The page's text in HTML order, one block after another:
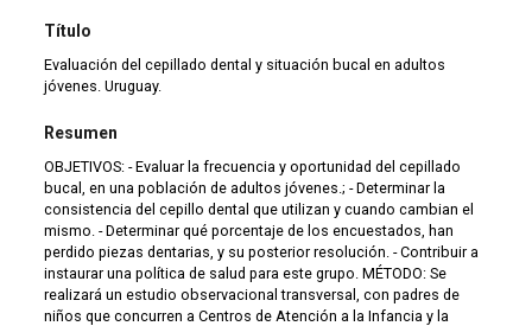
Título
Evaluación del cepillado dental y situación bucal en adultos
jóvenes. Uruguay.
Resumen
OBJETIVOS: - Evaluar la frecuencia y oportunidad del cepillado
bucal, en una población de adultos jóvenes.; - Determinar la
consistencia del cepillo dental que utilizan y cuando cambian el
mismo. - Determinar qué porcentaje de los encuestados, han
perdido piezas dentarias, y su posterior resolución. - Contribuir a
instaurar una política de salud para este grupo. MÉTODO: Se
realizará un estudio observacional transversal, con padres de
niños que concurren a Centros de Atención a la Infancia y la